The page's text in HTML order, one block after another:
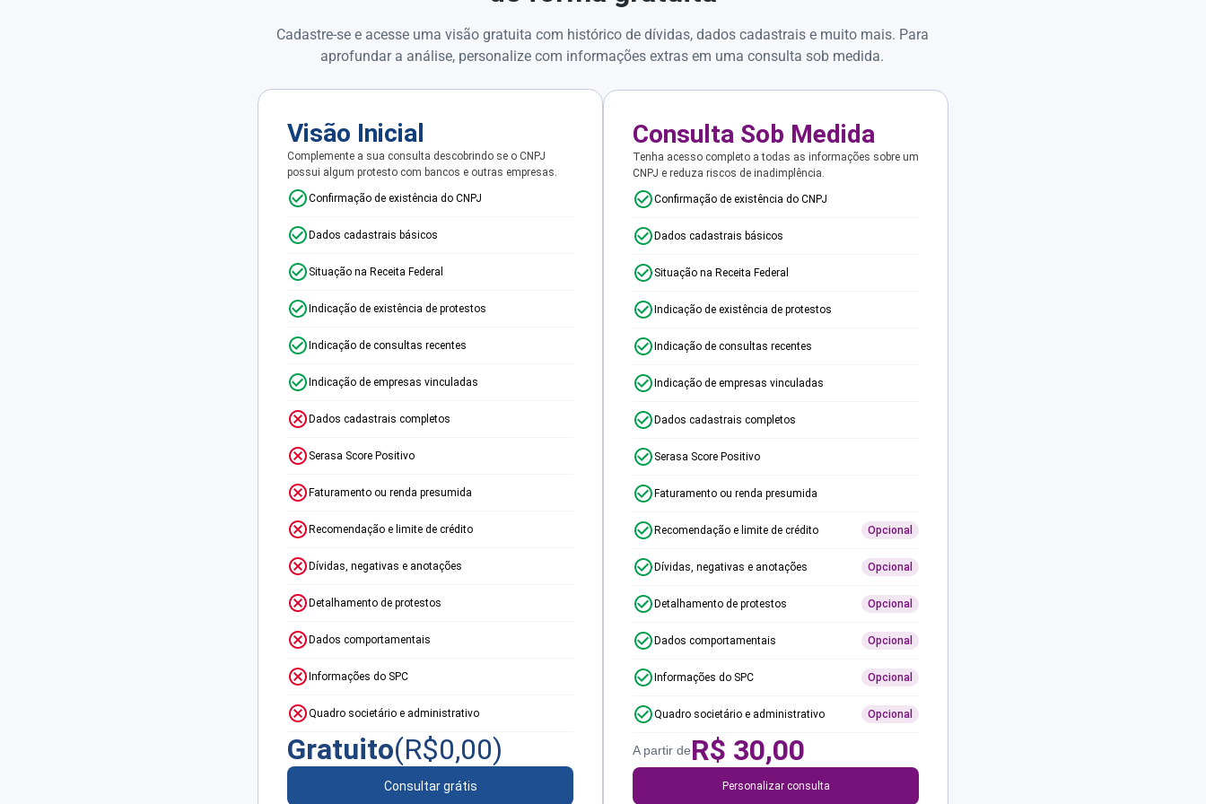
Cadastre-se e acesse uma visão gratuita com histórico de dívidas, dados cadastrais e muito mais. Para
aprofundar a análise, personalize com informações extras em uma consulta sob medida.
Visão Inicial
Complemente a sua consulta descobrindo se o CNPJ
possui algum protesto com bancos e outras empresas.
Confirmação de existência do CNPJ
Dados cadastrais básicos
Situação na Receita Federal
Indicação de existência de protestos
Indicação de consultas recentes
Indicação de empresas vinculadas
Dados cadastrais completos
Serasa Score Positivo
Faturamento ou renda presumida
Recomendação e limite de crédito
Dívidas, negativas e anotações
Detalhamento de protestos
Dados comportamentais
Informações do SPC
Quadro societário e administrativo
Gratuito(R$0,00)
Consultar grátis
Consulta Sob Medida
Tenha acesso completo a todas as informações sobre um
CNPJ e reduza riscos de inadimplência.
Confirmação de existência do CNPJ
Dados cadastrais básicos
Situação na Receita Federal
Indicação de existência de protestos
Indicação de consultas recentes
Indicação de empresas vinculadas
Dados cadastrais completos
Serasa Score Positivo
Faturamento ou renda presumida
Recomendação e limite de crédito Opcional
Dívidas, negativas e anotações Opcional
Detalhamento de protestos Opcional
Dados comportamentais Opcional
Informações do SPC Opcional
Quadro societário e administrativo Opcional
A partir deR$ 30,00
Personalizar consulta